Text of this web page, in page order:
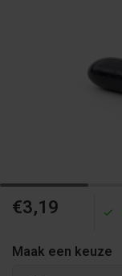
€3,19
Maak een keuze